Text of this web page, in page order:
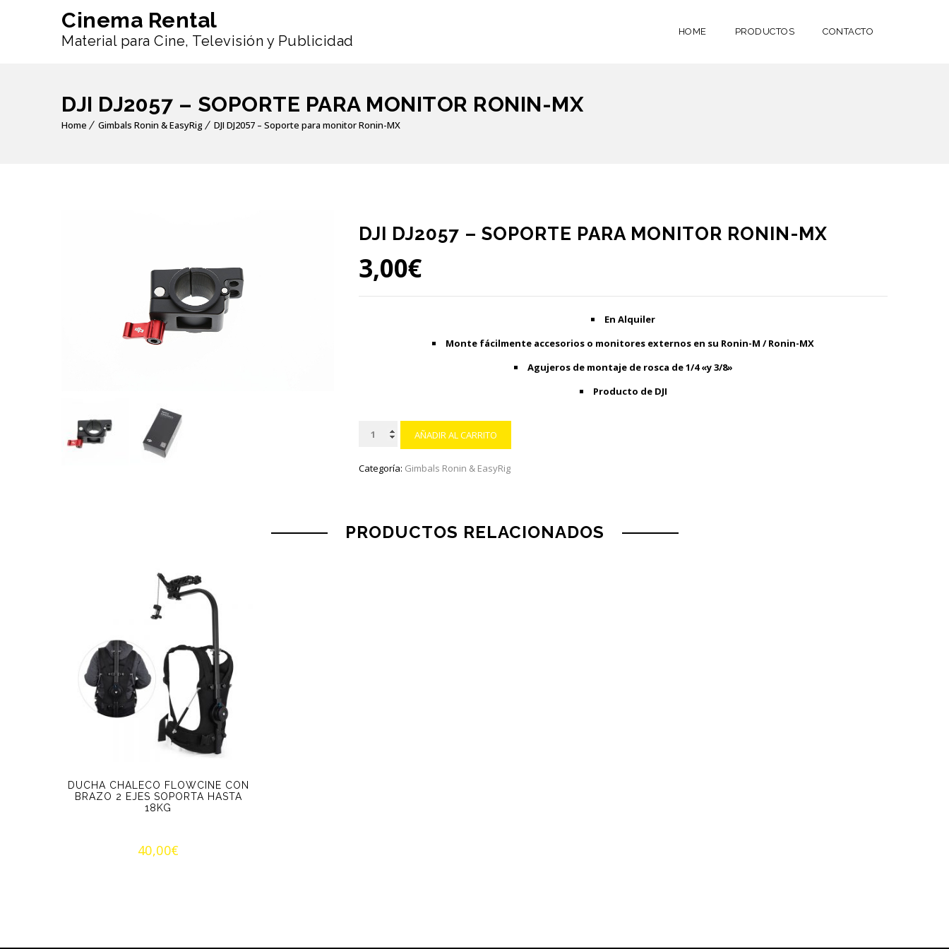
Cinema Rental
Material para Cine, Televisión y Publicidad
HOME PRODUCTOS CONTACTO
DJI DJ2057 – SOPORTE PARA MONITOR RONIN-MX
Home Gimbals Ronin & EasyRig DJI DJ2057 – Soporte para monitor Ronin-MX
DJI DJ2057 – SOPORTE PARA MONITOR RONIN-MX
3,00€
En Alquiler
Monte fácilmente accesorios o monitores externos en su Ronin-M / Ronin-MX
Agujeros de montaje de rosca de 1/4 «y 3/8»
Producto de DJI
-
Ronin-
AÑADIR AL CARRITO
Categoría: Gimbals Ronin & EasyRig
PRODUCTOS RELACIONADOS
DUCHA CHALECO FLOWCINE CON
BRAZO 2 EJES SOPORTA HASTA
18KG
40,00€